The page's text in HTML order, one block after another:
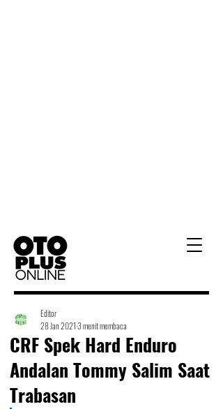
CRF Spek Hard Enduro
Andalan Tommy Salim Saat
Trabasan
Editor
28 Jan 20213 menit membaca